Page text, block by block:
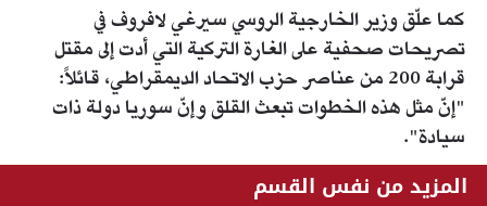
كما علّق وزير الخارجية الروسي سيرغي لافروف في
تصريحات صحفية على الغارة التركية التي أدت إلى مقتل
قرابة 200 من عناصر حزب الاتحاد الديمقراطي، قائلاً:
"إنّ مثل هذه الخطوات تبعث القلق وإنّ سوريا دولة ذات
سيادة".
المزيد من نفس القسم